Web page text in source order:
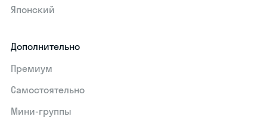
Японский
Дополнительно
Премиум
Самостоятельно
Мини-группы